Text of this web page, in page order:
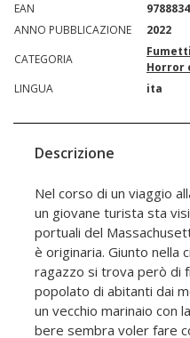
EAN
ANNO PUBBLICAZIONE
2022
CATEGORIA
Horror
LINGUA
ita
Descrizione
Nel corso di un viaggio
un giovane turista sta
portuali del
è originaria. Giunto nella
ragazzo si trova però di
popolato di abitanti dai
un vecchio marinaio con
bere sembra voler fare